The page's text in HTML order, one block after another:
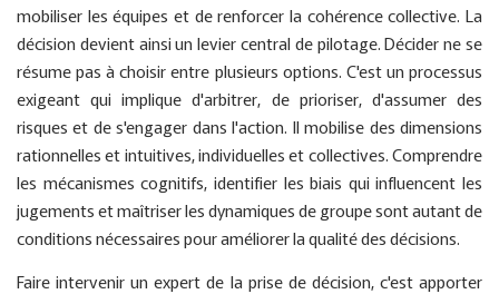
mobiliser les équipes et de renforcer la cohérence collective. La
décision devient ainsi un levier central de pilotage. Décider ne se
résume pas à choisir entre plusieurs options. C'est un processus
exigeant qui implique d'arbitrer, de prioriser, d'assumer des
risques et de s'engager dans l'action. Il mobilise des dimensions
rationnelles et intuitives, individuelles et collectives. Comprendre
les mécanismes cognitifs, identifier les biais qui influencent les
jugements et maîtriser les dynamiques de groupe sont autant de
conditions nécessaires pour améliorer la qualité des décisions.
Faire intervenir un expert de la prise de décision, c'est apporter